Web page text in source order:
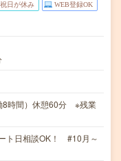
日が休み WEB登録OK
8時間）休憩60分 ※残業
ト日相談OK！ #10月～